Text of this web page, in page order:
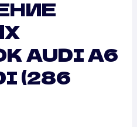
AUDI A6
(286